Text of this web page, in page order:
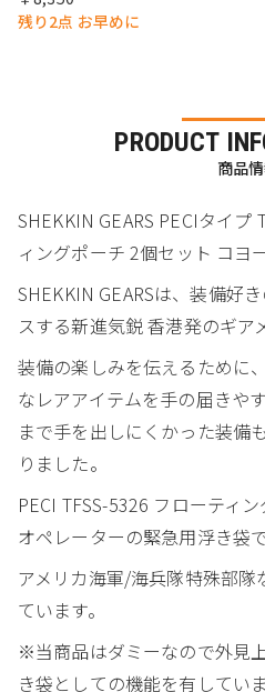
残り2点 お早めに
PRODUCT
商品
SHEKKIN GEARS PECIタイプ
ィングポーチ 2個セット コヨ
SHEKKIN GEARSは、装備好
スする新進気鋭 香港発のギア
装備の楽しみを伝えるために
なレアアイテムを手の届きや
まで手を出しにくかった装備
りました。
PECI TFSS-5326 フローティ
オペレーターの緊急用浮き袋で
アメリカ海軍/海兵隊特殊部
ています。
※当商品はダミーなので外見
き袋としての機能を有してい